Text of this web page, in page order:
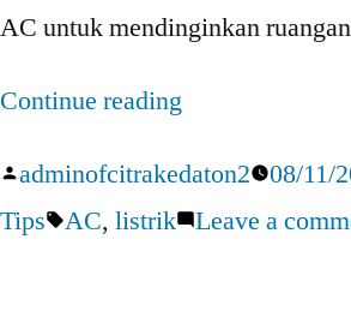
AC untuk mendinginkan
Continue reading
Menghemat
Listrik
Posted
by
adminofcitrakedaton2 08/11/
Tips Tags:
AC, listrik Leave a